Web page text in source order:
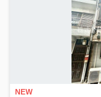
NEW